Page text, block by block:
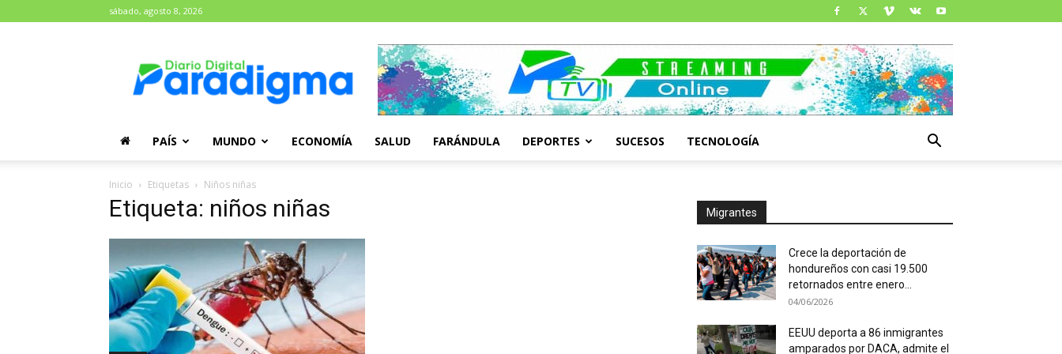
sábado, agosto 8, 2026
Paradigma
PAÍS MUNDO ECONOMÍA SALUD FARÁNDULA DEPORTES SUCESOS TECNOLOGÍA
Inicio Etiquetas Niños niñas
Etiqueta: niños niñas Migrantes
Crece la deportación de
hondureños con casi 19.500
retornados entre enero...
04/06/2026
EEUU deporta a 86 inmigrantes
amparados por DACA, admite el